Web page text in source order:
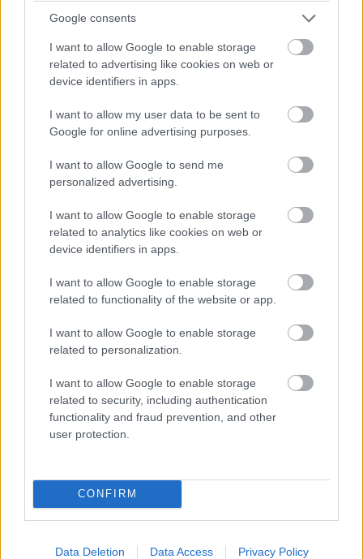
Google consents
I want to allow Google to enable storage
related to advertising like cookies on web or
device identifiers in apps.
I want to allow my user data to be sent to
Google for online advertising purposes.
I want to allow Google to send me
personalized advertising.
I want to allow Google to enable storage
related to analytics like cookies on web or
device identifiers in apps.
I want to allow Google to enable storage
related to functionality of the website or app.
I want to allow Google to enable storage
related to personalization.
I want to allow Google to enable storage
related to security, including authentication
functionality and fraud prevention, and other
user protection.
CONFIRM
Data Deletion Data Access Privacy Policy
Az eszköz három usb 2.0 csatlakozót tartalmaz, illetve a
csomag részét képezi a saját kábele is,az ára pedig
mindössze (vagy ennek ellenére, kinek hogyan tetszik)
15 dollár és
itt megrendelhető.
balatoni kardioösvény (X)
4 és egy 8 km-es egészségügyi tanösvény nyílt
Balatonalmádiban.